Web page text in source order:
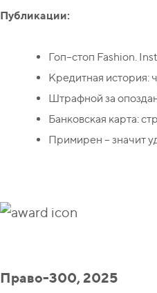
Публикации:
Гоп–стоп Fashion.
Кредитная история:
Штрафной за
Банковская карта:
Примирен – значит
Право-300, 2025